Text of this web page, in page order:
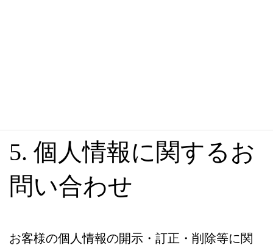
5. 個人情報に関するお
問い合わせ
お客様の個人情報の開示・訂正・削除等に関